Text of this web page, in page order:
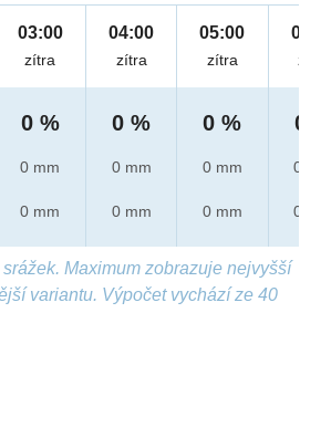
03:00
zítra
0 %
0 mm
0 mm
04:00
zítra
0 %
0 mm
0 mm
05:00
zítra
0 %
0 mm
0 mm
06:00
zítra
0 %
0 mm
0 mm
Maximum zobrazuje nejvyšší
variantu. Výpočet vychází ze 40